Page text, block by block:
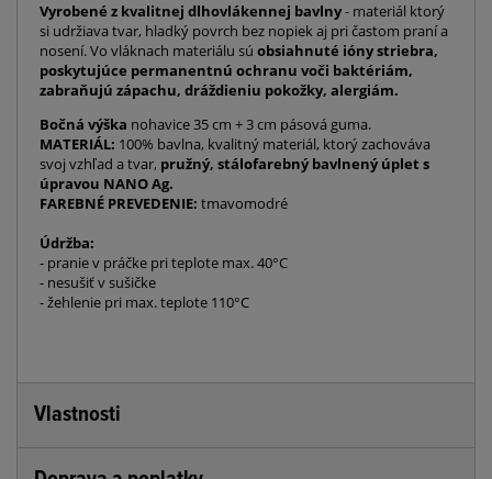
Vyrobené z kvalitnej dlhovlákennej bavlny- materiál ktorý
si udržiava tvar, hladký povrch bez nopiek aj pri častom praní a
nosení. Vo vláknach materiálu sú obsiahnuté ióny striebra,
poskytujúce permanentnú ochranu voči baktériám,
zabraňujú zápachu, dráždieniu pokožky, alergiám.
Bočná výška nohavice 35 cm + 3 cm pásová guma.
MATERIÁL: 100% bavlna, kvalitný materiál, ktorý zachováva
svoj vzhľad a tvar, pružný, stálofarebný bavlnený úplet s
úpravou NANO Ag.
FAREBNÉ PREVEDENIE: tmavomodré
Údržba:
- pranie v práčke pri teplote max. 40°C
- nesušiť v sušičke
- žehlenie pri max. teplote 110°C
Vlastnosti